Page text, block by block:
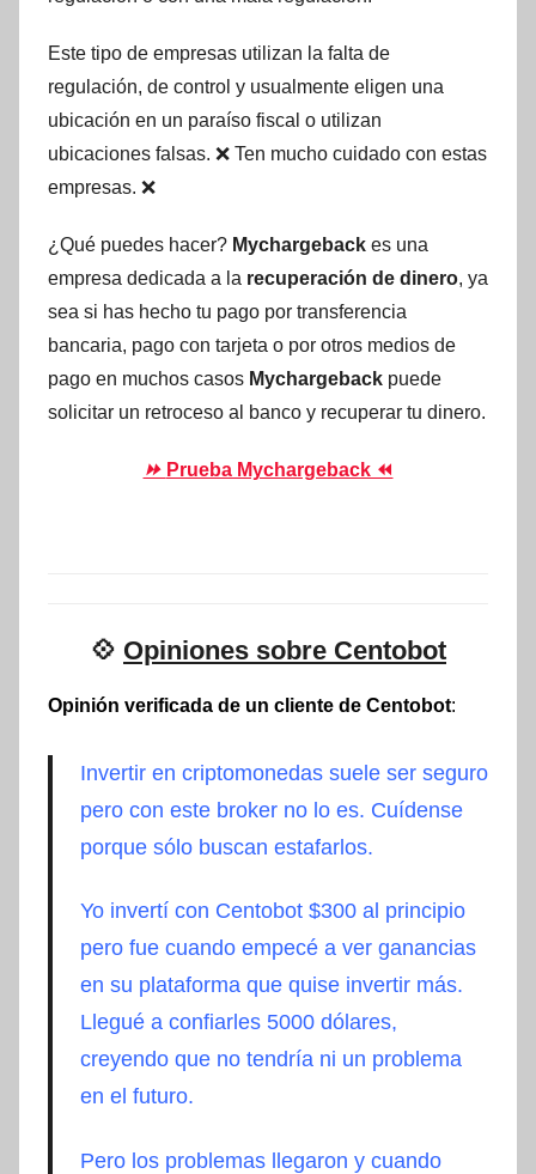
Este tipo de empresas utilizan la falta de
regulación, de control y usualmente eligen una
ubicación en un paraíso fiscal o utilizan
ubicaciones falsas. ❌ Ten mucho cuidado con estas
empresas. ❌
¿Qué puedes hacer? Mychargeback es una
empresa dedicada a la recuperación de dinero, ya
sea si has hecho tu pago por transferencia
bancaria, pago con tarjeta o por otros medios de
pago en muchos casos Mychargeback puede
solicitar un retroceso al banco y recuperar tu dinero.
⏩ Prueba Mychargeback ⏪
💠 Opiniones sobre Centobot
Opinión verificada de un cliente de Centobot:
Invertir en criptomonedas suele ser seguro
pero con este broker no lo es. Cuídense
porque sólo buscan estafarlos.
Yo invertí con Centobot $300 al principio
pero fue cuando empecé a ver ganancias
en su plataforma que quise invertir más.
Llegué a confiarles 5000 dólares,
creyendo que no tendría ni un problema
en el futuro.
Pero los problemas llegaron y cuando